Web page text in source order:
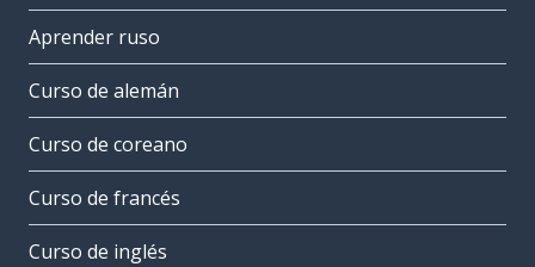
Aprender ruso
Curso de alemán
Curso de coreano
Curso de francés
Curso de inglés